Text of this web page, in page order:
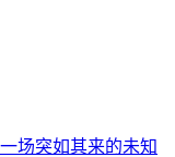
场突如其来的未知